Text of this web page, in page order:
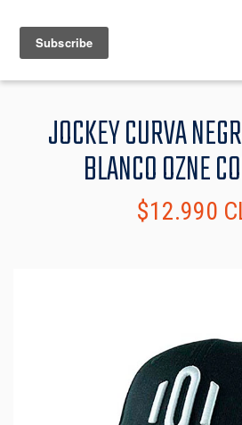
MENU
JOCKEY CURVA
BLANCO OZNE
$12.990